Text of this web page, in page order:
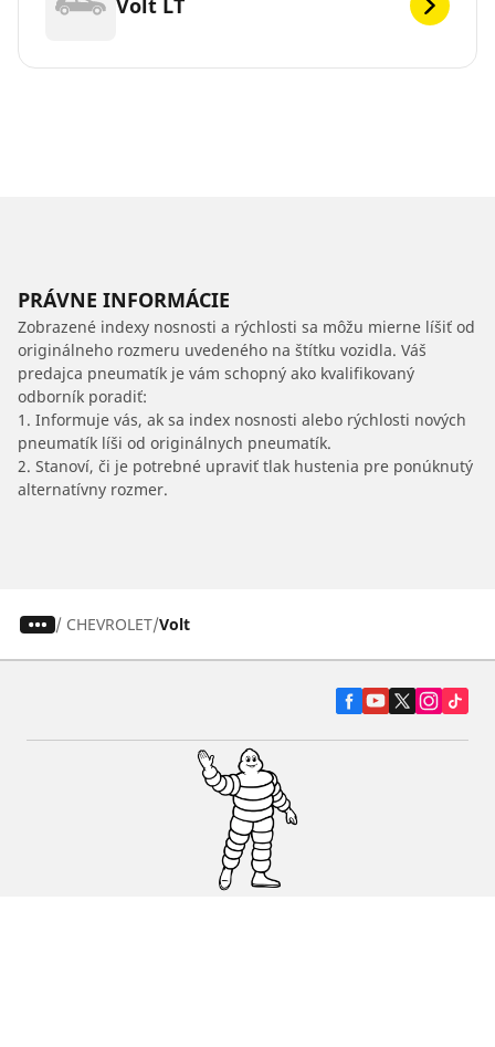
Volt LT
PRÁVNE INFORMÁCIE
Zobrazené indexy nosnosti a rýchlosti sa môžu mierne líšiť od
originálneho rozmeru uvedeného na štítku vozidla. Váš
predajca pneumatík je vám schopný ako kvalifikovaný
odborník poradiť:
1. Informuje vás, ak sa index nosnosti alebo rýchlosti nových
pneumatík líši od originálnych pneumatík.
2. Stanoví, či je potrebné upraviť tlak hustenia pre ponúknutý
alternatívny rozmer.
/ CHEVROLET Volt